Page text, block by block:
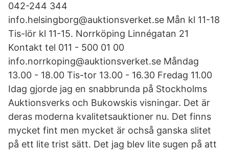
042-244 344
info.helsingborg@auktionsverket.se Mån kl 11-18
Tis-lör kl 11-15. Norrköping Linnégatan 21
Kontakt tel 011 - 500 01 00
info.norrkoping@auktionsverket.se Måndag
13.00 - 18.00 Tis-tor 13.00 - 16.30 Fredag 11.00
Idag gjorde jag en snabbrunda på Stockholms
Auktionsverks och Bukowskis visningar. Det är
deras moderna kvalitetsauktioner nu. Det finns
mycket fint men mycket är ochså ganska slitet
på ett lite trist sätt. Det jag blev lite sugen på att